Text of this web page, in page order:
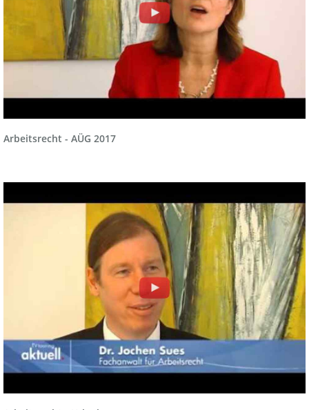
Arbeitsrecht - AÜG 2017